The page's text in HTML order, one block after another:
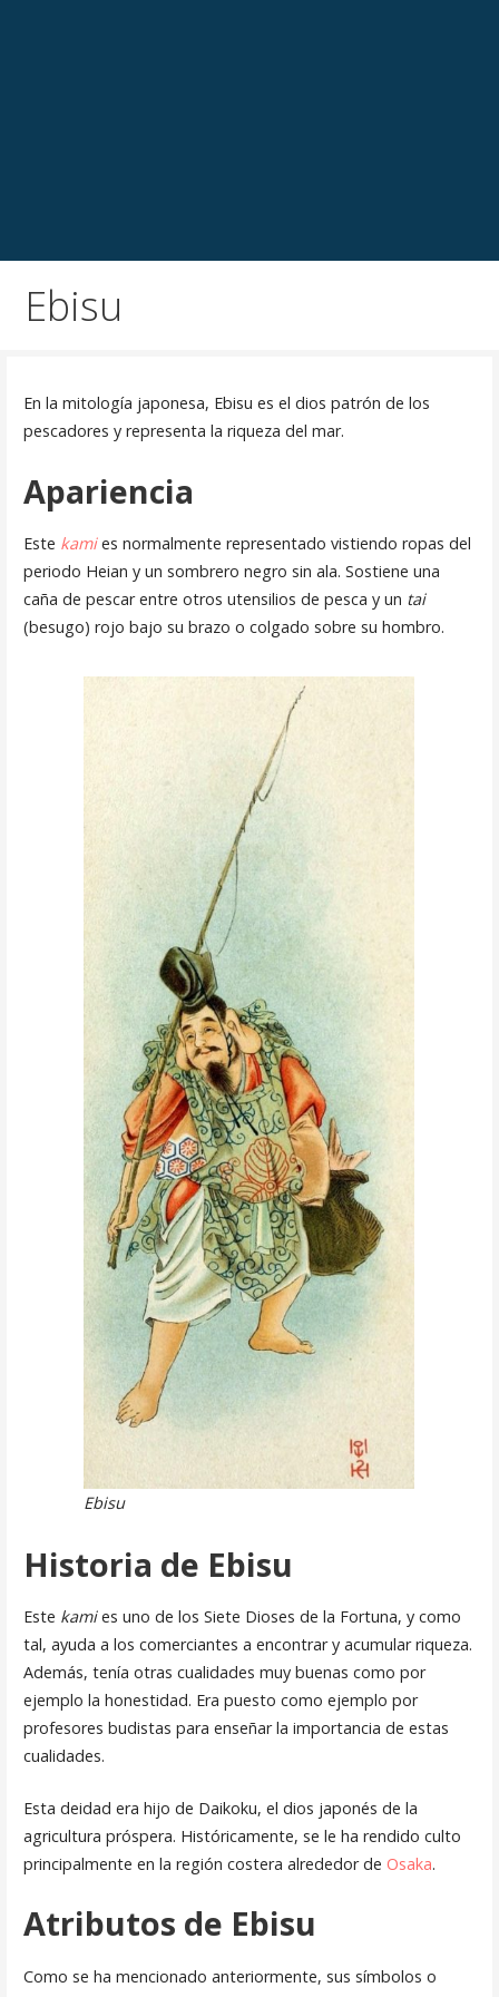
Ebisu
En la mitología japonesa, Ebisu es el dios patrón de los
pescadores y representa la riqueza del mar.
Apariencia
Este kamies normalmente representado vistiendo ropas del
periodo Heian y un sombrero negro sin ala. Sostiene una
caña de pescar entre otros utensilios de pesca y un tai
(besugo) rojo bajo su brazo o colgado sobre su hombro.
Ebisu
Historia de Ebisu
Este kamies uno de los Siete Dioses de la Fortuna, y como
tal, ayuda a los comerciantes a encontrar y acumular riqueza.
Además, tenía otras cualidades muy buenas como por
ejemplo la honestidad. Era puesto como ejemplo por
profesores budistas para enseñar la importancia de estas
cualidades.
Esta deidad era hijo de Daikoku, el dios japonés de la
agricultura próspera. Históricamente, se le ha rendido culto
principalmente en la región costera alrededor de Osaka.
Atributos de Ebisu
Como se ha mencionado anteriormente, sus símbolos o